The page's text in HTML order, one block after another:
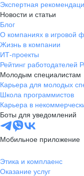
Экспертная
Новости и статьи
Блог
О компаниях в игровой
Жизнь в компании
ИТ-проекты
Рейтинг работодателей
Молодым специалистам
Карьера для молодых
Школа программистов
Карьера в
Боты для уведомлений
Мобильное приложение
Этика и комплаенс
Оказание услуг